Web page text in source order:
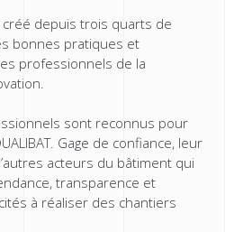
créé depuis trois quarts de
bonnes pratiques et
professionnels de la
sont reconnus pour
Gage de confiance, leur
acteurs du bâtiment qui
transparence et
à réaliser des chantiers